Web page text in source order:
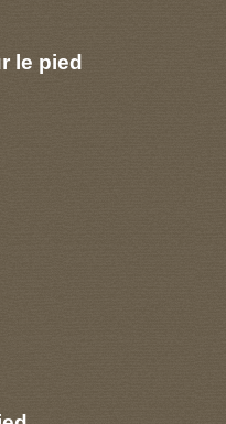
le pied